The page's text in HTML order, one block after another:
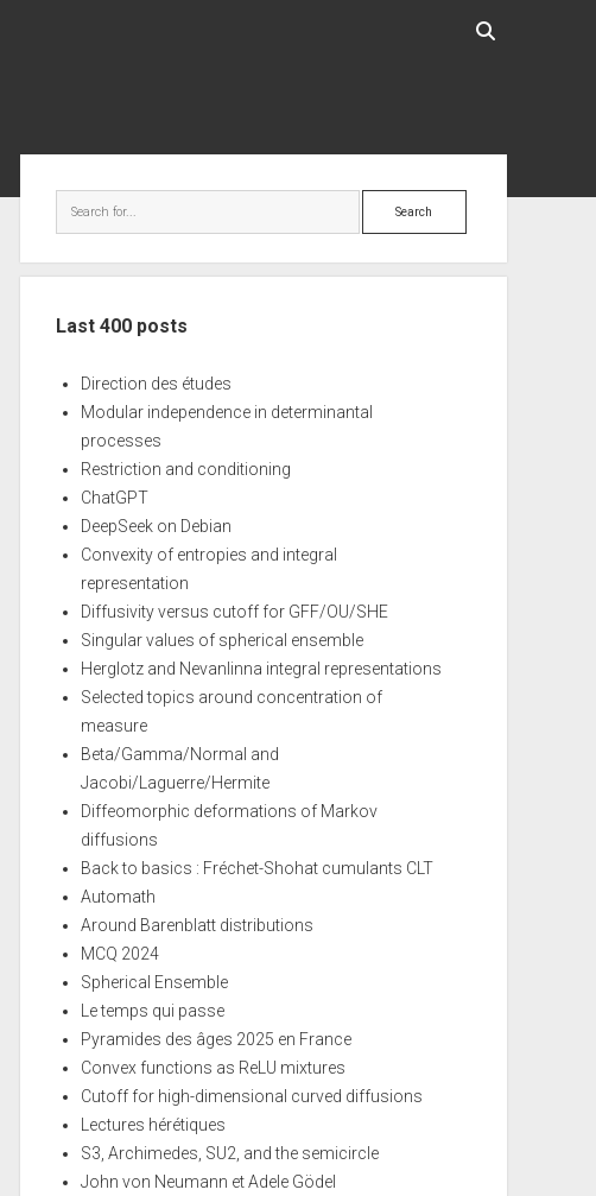
Search
Last 400 posts
Direction des études
Modular independence in determinantal
processes
Restriction and conditioning
ChatGPT
DeepSeek on Debian
Convexity of entropies and integral
representation
Diffusivity versus cutoff for GFF/OU/SHE
Singular values of spherical ensemble
Herglotz and Nevanlinna integral representations
Selected topics around concentration of
measure
Beta/Gamma/Normal and
Jacobi/Laguerre/Hermite
Diffeomorphic deformations of Markov
diffusions
Back to basics : Fréchet-Shohat cumulants CLT
Automath
Around Barenblatt distributions
MCQ 2024
Spherical Ensemble
Le temps qui passe
Pyramides des âges 2025 en France
Convex functions as ReLU mixtures
Cutoff for high-dimensional curved diffusions
Lectures hérétiques
S3, Archimedes, SU2, and the semicircle
John von Neumann et Adele Gödel